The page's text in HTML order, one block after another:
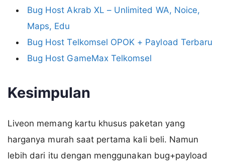
Bug Host Akrab XL – Unlimited WA, Noice,
Maps, Edu
Bug Host Telkomsel OPOK + Payload Terbaru
Bug Host GameMax Telkomsel
Kesimpulan
Liveon memang kartu khusus paketan yang
harganya murah saat pertama kali beli. Namun
lebih dari itu dengan menggunakan bug+payload